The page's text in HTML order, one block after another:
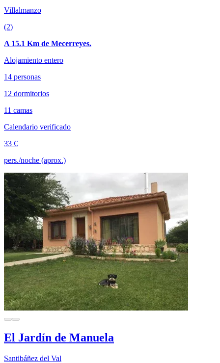
Villalmanzo
(2)
A 15.1 Km de Mecerreyes.
Alojamiento entero
14 personas
12 dormitorios
11 camas
Calendario verificado
33 €
pers./noche (aprox.)
El Jardín de Manuela
Santibáñez del Val